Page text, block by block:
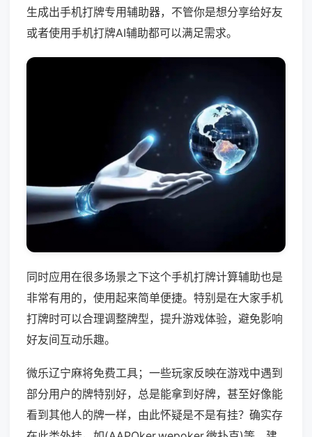
生成出手机打牌专用辅助器，不管你是想分享给好友
或者使用手机打牌AI辅助都可以满足需求。
同时应用在很多场景之下这个手机打牌计算辅助也是
非常有用的，使用起来简单便捷。特别是在大家手机
打牌时可以合理调整牌型，提升游戏体验，避免影响
好友间互动乐趣。
微乐辽宁麻将免费工具；一些玩家反映在游戏中遇到
部分用户的牌特别好，总是能拿到好牌，甚至好像能
看到其他人的牌一样，由此怀疑是不是有挂？确实存